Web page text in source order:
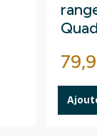
Prix